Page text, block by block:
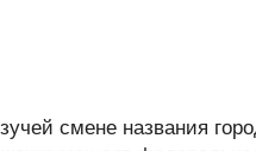
смене названия